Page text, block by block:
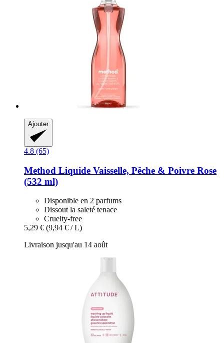
Ajouter
4.8 (65)
Method Liquide Vaisselle, Pêche & Poivre Rose
(532 ml)
Disponible en 2 parfums
Dissout la saleté tenace
Cruelty-free
5,29 € (9,94 € / L)
Livraison jusqu'au 14 août